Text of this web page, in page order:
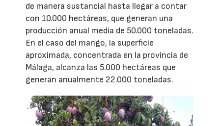
de manera sustancial hasta llegar a contar
con 10.000 hectáreas, que generan una
producción anual media de 50.000 toneladas.
En el caso del mango, la superficie
aproximada, concentrada en la provincia de
Málaga, alcanza las 5.000 hectáreas que
generan anualmente 22.000 toneladas.